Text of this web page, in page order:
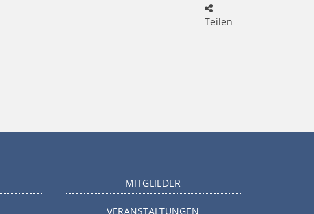
Teilen
MITGLIEDER
VERANSTALTUNGEN